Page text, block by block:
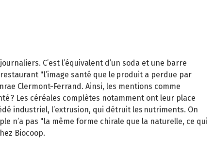
C’est l’équivalent d’un soda et une barre
"l’image santé que le produit a perdue par
Clermont-Ferrand. Ainsi, les mentions comme
? Les céréales complètes notamment ont leur place
industriel, l’extrusion, qui détruit les nutriments. On
n’a pas "la même forme chirale que la naturelle, ce qui
Biocoop.